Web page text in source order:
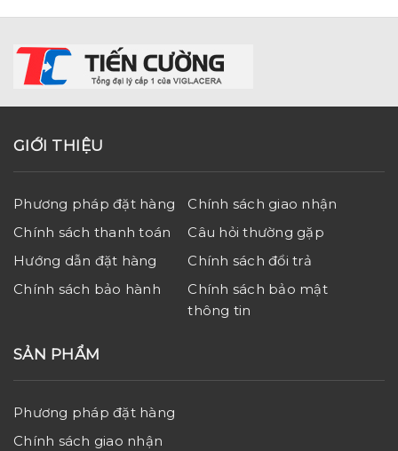
GIỚI THIỆU
Phương pháp đặt hàng
Chính sách giao nhận
Chính sách thanh toán
Câu hỏi thường gặp
Hướng dẫn đặt hàng
Chính sách đổi trả
Chính sách bảo hành
Chính sách bảo mật
thông tin
SẢN PHẨM
Phương pháp đặt hàng
Chính sách giao nhận